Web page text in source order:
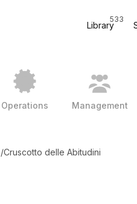
Library
533
Operations Management
/Cruscotto delle Abitudini